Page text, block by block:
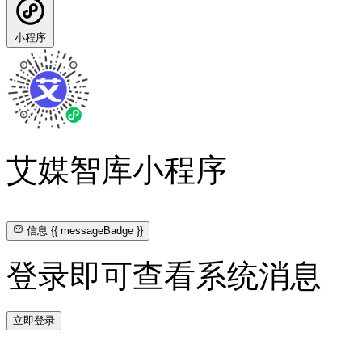
小程序
艾媒智库小程序
信息{{ messageBadge }}
登录即可查看系统消息
立即登录